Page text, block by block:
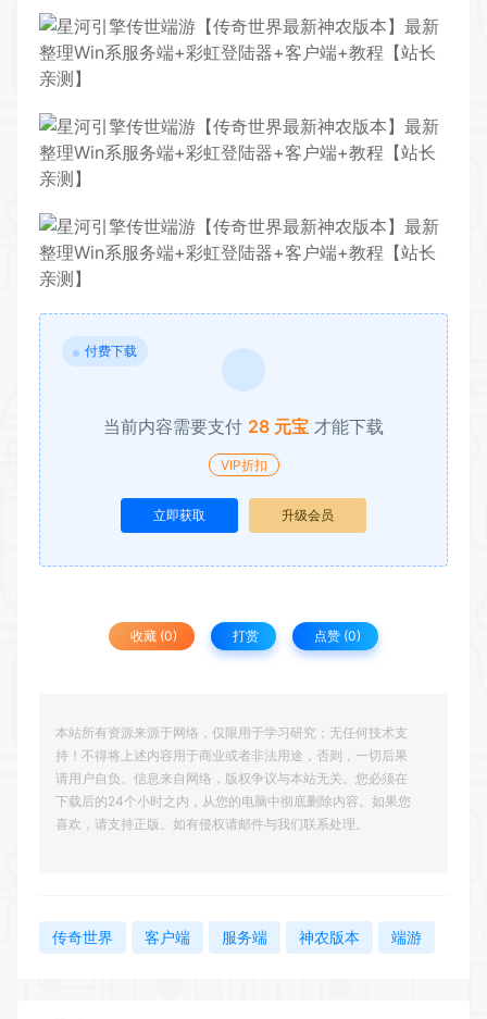
付费下载
当前内容需要支付 28 元宝 才能下载
VIP折扣
立即获取 升级会员
收藏 (0) 打赏 点赞 (0)
本站所有资源来源于网络，仅限用于学习研究；无任何技术支
持！不得将上述内容用于商业或者非法用途，否则，一切后果
请用户自负。信息来自网络，版权争议与本站无关。您必须在
下载后的24个小时之内，从您的电脑中彻底删除内容。如果您
喜欢，请支持正版。如有侵权请邮件与我们联系处理。
传奇世界 客户端 服务端 神农版本 端游